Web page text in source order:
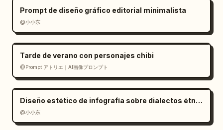
Prompt de diseño gráfico editorial minimalista
@小小东
Tarde de verano con personajes chibi
@Prompt アトリエ｜AI画像プロンプト
Diseño estético de infografía sobre dialectos étnicos
@小小东